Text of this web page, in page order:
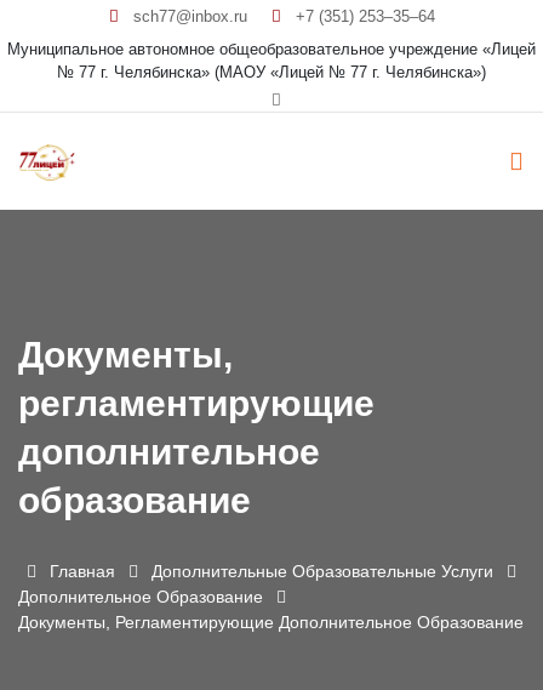
sch77@inbox.ru
+7 (351) 253‒35‒64
Муниципальное автономное общеобразовательное учреждение «Лицей
№ 77 г. Челябинска» (МАОУ «Лицей № 77 г. Челябинска»)
Документы,
регламентирующие
дополнительное
образование
Главная
Дополнительные Образовательные Услуги
Дополнительное Образование
Документы, Регламентирующие Дополнительное Образование